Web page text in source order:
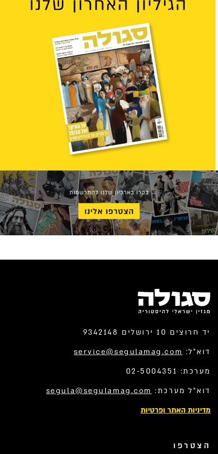
יד חרוצים 10 ירושלים 9342148
דוא”ל: service@segulamag.com
מערכת: 02-5004351
דוא”ל מערכת: segula@segulamag.com
מדיניות האתר ופרטיות
הצטרפו